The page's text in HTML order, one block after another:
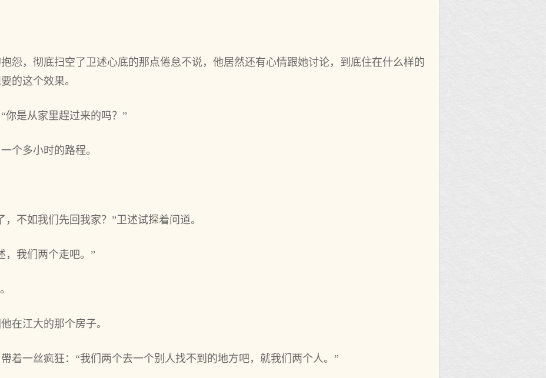
怨，彻底扫空了卫述心底的那点倦怠不说，他居然还有心情跟她讨论，到底住在什么样的
的这个效果。
你是从家里趕过来的吗？”
个多小时的路程。
不如我们先回我家？”卫述试探着问道。
，我们两个走吧。”
在江大的那个房子。
着一丝疯狂：“我们两个去一个别人找不到的地方吧，就我们两个人。”